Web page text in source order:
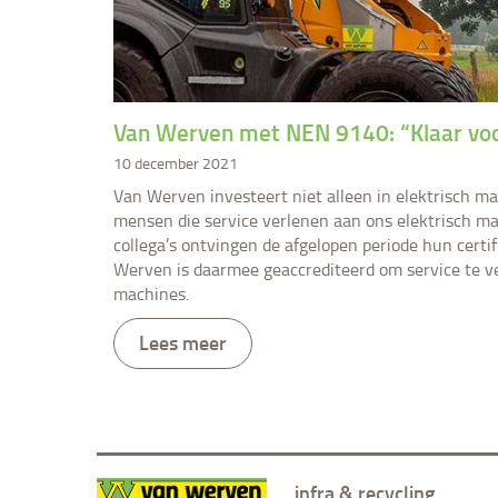
​Van Werven met NEN 9140: “Klaar
10 december 2021
Van Werven investeert niet alleen in elektrisch
mensen die service verlenen aan ons elektrisch
collega’s ontvingen de afgelopen periode hun
Werven is daarmee geaccrediteerd om service te
machines.
Lees meer
infra & recycling